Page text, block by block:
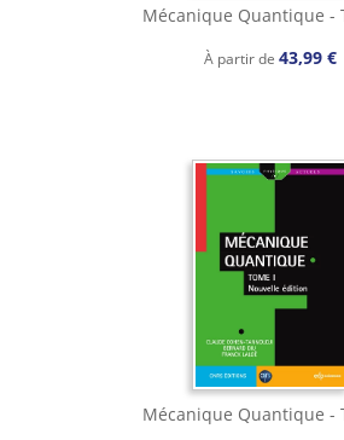
Mécanique Quantique -
À partir de 43,99 €
Mécanique Quantique -